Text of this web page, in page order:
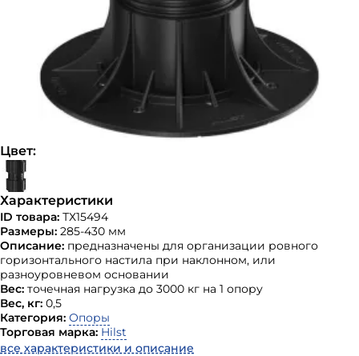
Цвет:
Характеристики
ID товара: ТХ15494
Размеры: 285-430 мм
Описание: предназначены для организации ровного
горизонтального настила при наклонном, или
разноуровневом основании
Вес: точечная нагрузка до 3000 кг на 1 опору
Вес, кг: 0,5
Категория: Опоры
Торговая марка: Hilst
все характеристики и описание